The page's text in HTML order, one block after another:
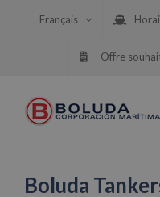
Français
Offre
Boluda